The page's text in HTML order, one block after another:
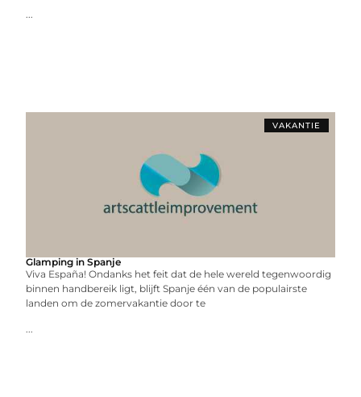
...
VAKANTIE
Glamping in Spanje
Viva España! Ondanks het feit dat de hele wereld tegenwoordig
binnen handbereik ligt, blijft Spanje één van de populairste
landen om de zomervakantie door te
...